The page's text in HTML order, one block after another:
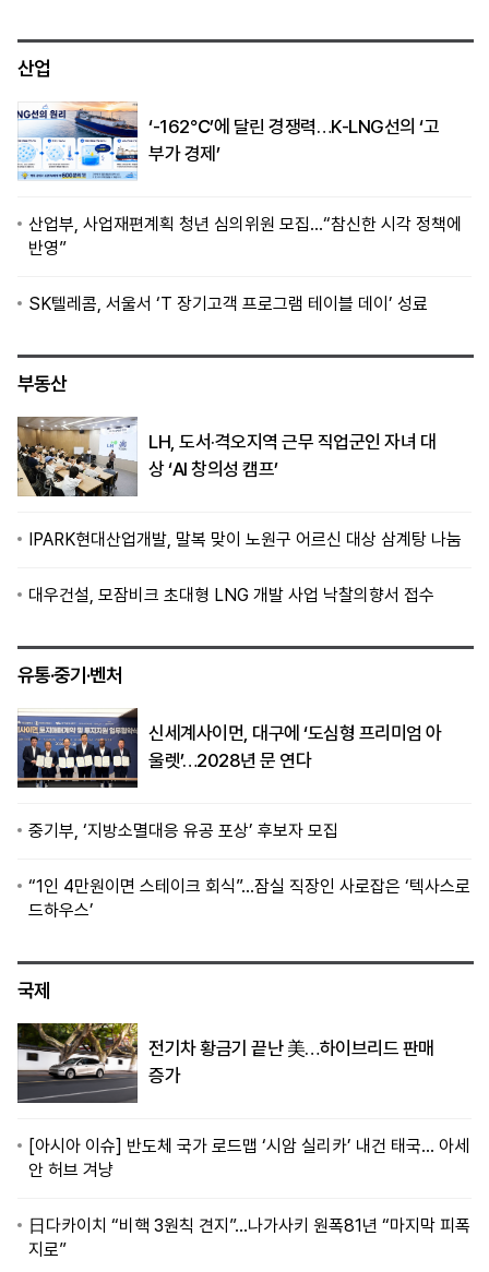
산업
‘-162℃’에 달린 경쟁력…K-LNG선의 ‘고
부가 경제’
산업부, 사업재편계획 청년 심의위원 모집…“참신한 시각 정책에
반영”
SK텔레콤, 서울서 ‘T 장기고객 프로그램 테이블 데이’ 성료
부동산
LH, 도서·격오지역 근무 직업군인 자녀 대
상 ‘AI 창의성 캠프’
IPARK현대산업개발, 말복 맞이 노원구 어르신 대상 삼계탕 나눔
대우건설, 모잠비크 초대형 LNG 개발 사업 낙찰의향서 접수
유통·중기·벤처
신세계사이먼, 대구에 ‘도심형 프리미엄 아
울렛’…2028년 문 연다
중기부, ‘지방소멸대응 유공 포상’ 후보자 모집
“1인 4만원이면 스테이크 회식”…잠실 직장인 사로잡은 ‘텍사스로
드하우스’
국제
전기차 황금기 끝난 美…하이브리드 판매
증가
[아시아 이슈] 반도체 국가 로드맵 ‘시암 실리카’ 내건 태국… 아세
안 허브 겨냥
日다카이치 “비핵 3원칙 견지”…나가사키 원폭81년 “마지막 피폭
지로”